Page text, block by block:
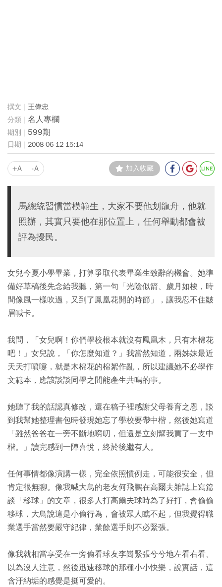
王偉忠
名人專欄
599期
2008-06-12 15:14
+A -A 加入收藏
馬總統習慣當模範生，大家不要他划龍舟，他就
照辦，其實只要他在那位置上，任何舉動都會被
評為擾民。
女兒今夏小學畢業，打算爭取代表畢業生致辭的機會。她準
備好草稿後先念給我聽，第一句「光陰似箭、歲月如梭，時
間像風一樣吹過，又到了鳳凰花開的時節」，讓我忍不住皺
眉喊卡。
我問，「女兒啊！你們學校根本就沒有鳳凰木，只有木棉花
吧！」女兒說，「你怎麼知道？」我當然知道，兩姊妹最近
天天打噴嚏，就是木棉花的棉絮作亂，所以建議她不必學作
文範本，應該談談同學之間能產生共鳴的事。
她聽了我的話認真修改，還在稿子裡感謝父母養育之恩，談
到我幫她整理書包時發現她忘了學校要帶中楷，然後她寫道
「雖然爸爸在一旁不斷地嘮叨，但還是立刻幫我買了一支中
楷。」讀完感到一陣喜悅，終於後繼有人。
任何事情都像演講一樣，完全依照慣例走，可能很安全，但
肯定很無聊。像我喊大鳥的老友何飛鵬在高爾夫雜誌上寫篇
談「移球」的文章，很多人打高爾夫球時為了好打，會偷偷
移球，大鳥說這是小偷行為，會被眾人瞧不起，但我覺得職
業選手當然要嚴守紀律，業餘選手則不必緊張。
像我就相當享受在一旁偷看球友李崗緊張兮兮地左看右看、
以為沒人注意，然後迅速移球的那種小小快樂，說實話，這
含汙納垢的感覺是挺可愛的。